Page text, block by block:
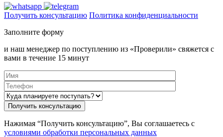
Получить консультацию Политика конфиденциальности
Заполните форму
и наш менеджер по поступлению из «Проверили» свяжется с
вами в течение 15 минут
Нажимая “Получить консультацию”, Вы соглашаетесь с
условиями обработки персональных данных